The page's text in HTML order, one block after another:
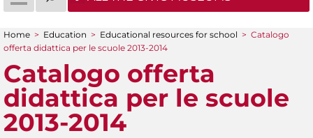
You are here
Home > Education > Educational resources for school > Catalogo
offerta didattica per le scuole 2013-2014
Catalogo offerta
didattica per le scuole
2013-2014